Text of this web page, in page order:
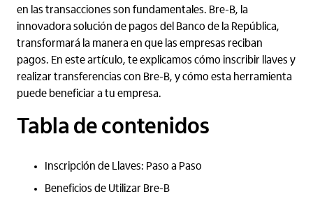
en las transacciones son fundamentales. Bre-B, la
innovadora solución de pagos del Banco de la República,
transformará la manera en que las empresas reciban
pagos. En este artículo, te explicamos cómo inscribir llaves y
realizar transferencias con Bre-B, y cómo esta herramienta
puede beneficiar a tu empresa.
Tabla de contenidos
Inscripción de Llaves: Paso a Paso
Beneficios de Utilizar Bre-B